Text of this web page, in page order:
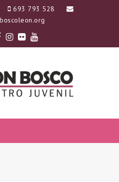
693 793 528
Facebook
Instagram
FlickrYoutube